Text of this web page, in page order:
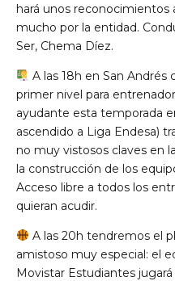
hará unos reconocimientos
mucho por la entidad.
Ser, Chema Díez.
A las 18h en San
primer nivel para
ayudante esta temporada
ascendido a Liga Endesa)
no muy vistosos claves en
la construcción de los
Acceso libre a todos los
quieran acudir.
A las 20h tendremos el
amistoso muy especial: el
Movistar Estudiantes